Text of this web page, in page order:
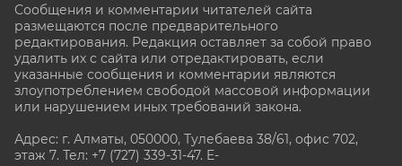
Сообщения и комментарии читателей сайта
размещаются после предварительного
редактирования. Редакция оставляет за собой право
удалить их с сайта или отредактировать, если
указанные сообщения и комментарии являются
злоупотреблением свободой массовой информации
или нарушением иных требований закона.
Адрес: г. Алматы, 050000, Тулебаева 38/61, офис 702,
этаж 7. Тел: +7 (727) 339-31-47. E-